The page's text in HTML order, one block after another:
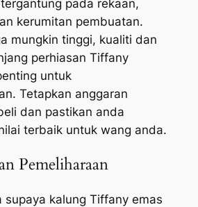
pada rekaan,
kerumitan pembuatan.
mungkin tinggi, kualiti dan
perhiasan Tiffany
untuk
Tetapkan anggaran
dan pastikan anda
terbaik untuk wang anda.
Pemeliharaan
supaya kalung Tiffany emas